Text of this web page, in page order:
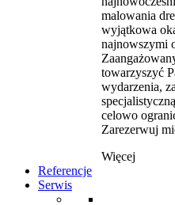
malowania
wyjątkowa
najnowszymi
towarzyszyć
wydarzenia,
celowo
Zarezerwuj
Więcej
Referencje
Serwis